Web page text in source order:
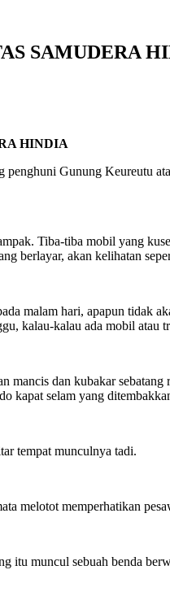
SAMUDERA
HINDIA
Gunung Keureutu
Tiba-tiba mobil yang
berlayar, akan kelihatan
malam hari, apapun
kalau-kalau ada mobil
dan kubakar
kapat selam yang
tempat munculnya tadi.
melotot memperhatikan
itu muncul sebuah benda